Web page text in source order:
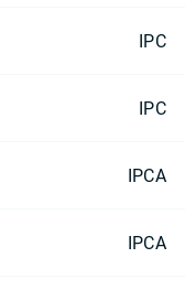
IPC
IPC
IPCA
IPCA